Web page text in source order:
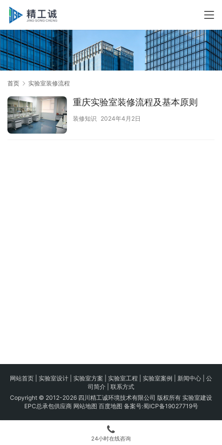
首页 实验室装修流程
重庆实验室装修流程及基本原则
装修知识 2024年4月2日
网站首页 实验室设计 实验室方案 实验室工程 实验室案例 新闻中心
公
司简介
联系方式
Copyright © 2012-2026 四川精工诚环境技术有限公司 版权所有 实验室建设
EPC总承包供应商 网站地图 百度地图 备案号:蜀ICP备19027719号
24小时在线咨询